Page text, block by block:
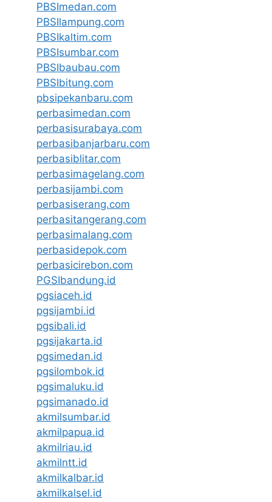
PBSImedan.com
PBSIlampung.com
PBSIkaltim.com
PBSIsumbar.com
PBSIbaubau.com
PBSIbitung.com
pbsipekanbaru.com
perbasimedan.com
perbasisurabaya.com
perbasibanjarbaru.com
perbasiblitar.com
perbasimagelang.com
perbasijambi.com
perbasiserang.com
perbasitangerang.com
perbasimalang.com
perbasidepok.com
perbasicirebon.com
PGSIbandung.id
pgsiaceh.id
pgsijambi.id
pgsibali.id
pgsijakarta.id
pgsimedan.id
pgsilombok.id
pgsimaluku.id
pgsimanado.id
akmilsumbar.id
akmilpapua.id
akmilriau.id
akmilntt.id
akmilkalbar.id
akmilkalsel.id